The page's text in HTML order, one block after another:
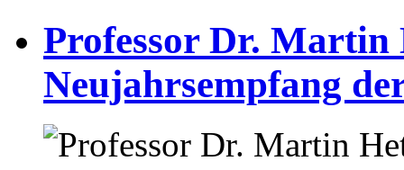
Professor Dr. Martin
Neujahrsempfang